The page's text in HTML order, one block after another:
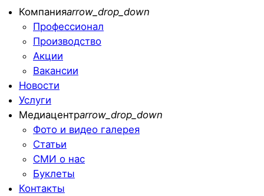
Компанияarrow_drop_down
Профессионал
Производство
Акции
Вакансии
Новости
Услуги
Медиацентрarrow_drop_down
Фото и видео галерея
Статьи
СМИ о нас
Буклеты
Контакты